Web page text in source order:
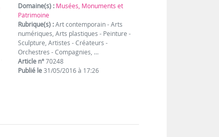
Domaine(s) : Musées, Monuments et
Patrimoine
Rubrique(s) :Art contemporain - Arts
numériques, Arts plastiques - Peinture -
Sculpture, Artistes - Créateurs -
Orchestres - Compagnies, …
Article n°70248
Publié le31/05/2016 à 17:26